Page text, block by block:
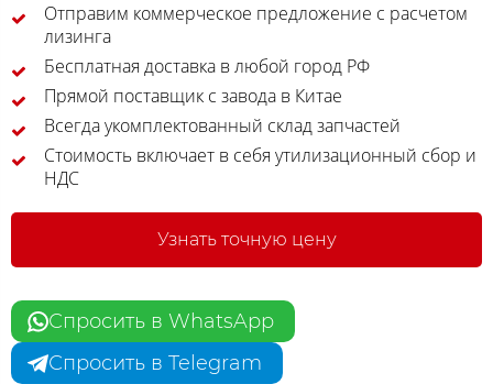
Отправим коммерческое предложение с расчетом
лизинга
Бесплатная доставка в любой город РФ
Прямой поставщик с завода в Китае
Всегда укомплектованный склад запчастей
Стоимость включает в себя утилизационный сбор и
НДС
Узнать точную цену
Спросить в WhatsApp
Спросить в Telegram